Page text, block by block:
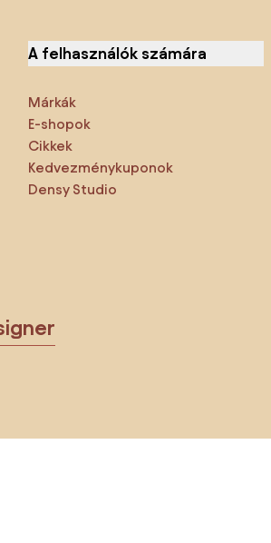
A felhasználók számára
Márkák
E-shopok
Cikkek
Kedvezménykuponok
Densy Studio